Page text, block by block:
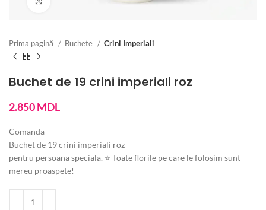
Prima pagină Buchete Crini Imperiali
Buchet de 19 crini imperiali roz
2.850MDL
Comanda
Buchet de 19 crini imperiali roz
pentru persoana speciala. ⭐ Toate florile pe care le folosim sunt
mereu proaspete!